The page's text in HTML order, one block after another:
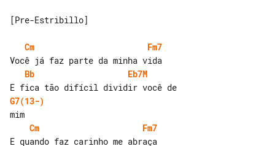
[Pre-Estribillo]
Cm
Fm7
Bb
Eb7M
G7(13-)
Cm
Fm7